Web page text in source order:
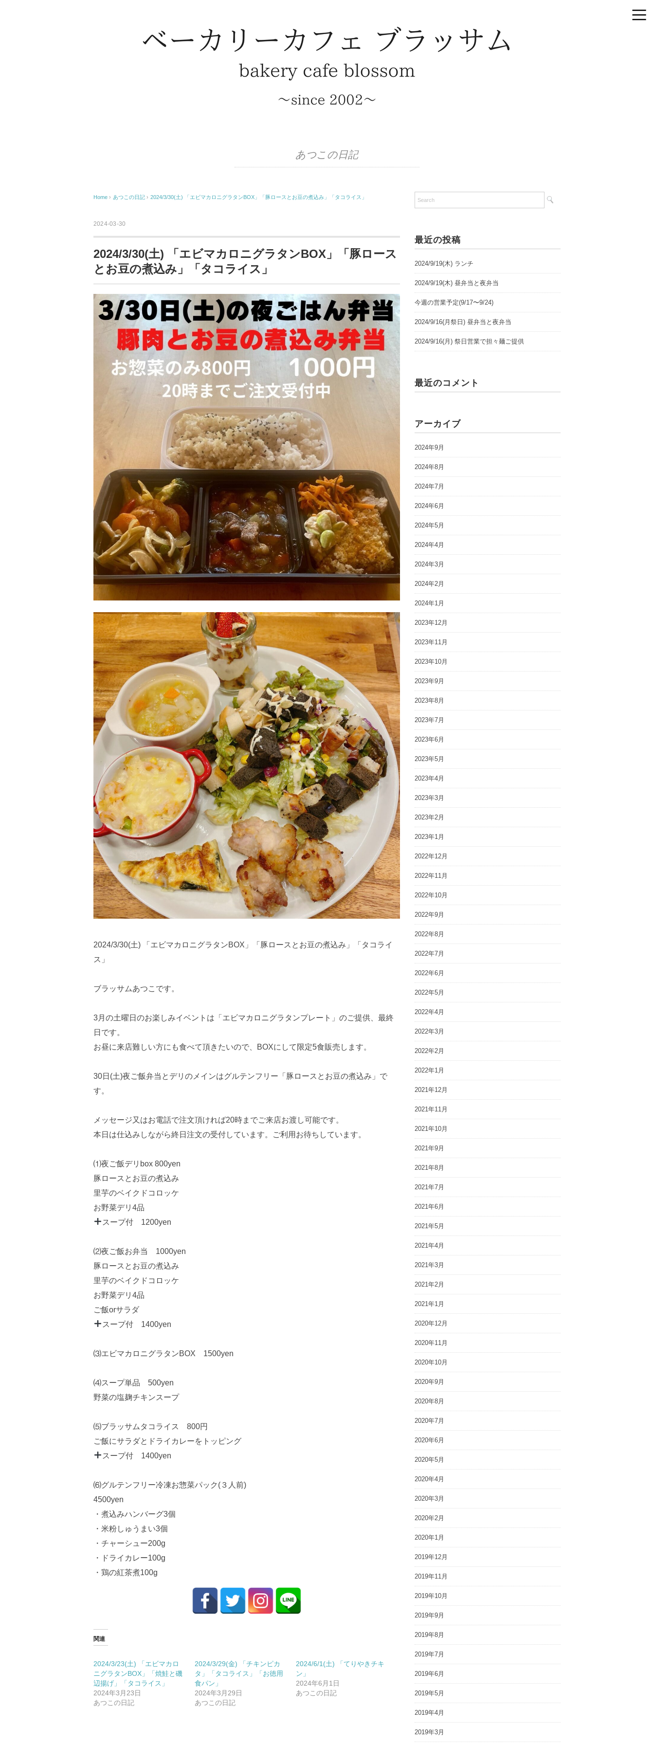
あつこの日記
Home › あつこの日記 › 2024/3/30(土) 「エビマカロニグラタンBOX」「豚ロースとお豆の煮込み」「タコライス」
2024-03-30
2024/3/30(土) 「エビマカロニグラタンBOX」「豚ロース
とお豆の煮込み」「タコライス」
2024/3/30(土) 「エビマカロニグラタンBOX」「豚ロースとお豆の煮込み」「タコライ
ス」
ブラッサムあつこです。
3月の土曜日のお楽しみイベントは「エビマカロニグラタンプレート」のご提供、最終
日です。
お昼に来店難しい方にも食べて頂きたいので、BOXにして限定5食販売します。
30日(土)夜ご飯弁当とデリのメインはグルテンフリー「豚ロースとお豆の煮込み」で
す。
メッセージ又はお電話で注文頂ければ20時までご来店お渡し可能です。
本日は仕込みしながら終日注文の受付しています。ご利用お待ちしています。
⑴夜ご飯デリbox 800yen
豚ロースとお豆の煮込み
里芋のベイクドコロッケ
お野菜デリ4品
スープ付 1200yen
⑵夜ご飯お弁当 1000yen
豚ロースとお豆の煮込み
里芋のベイクドコロッケ
お野菜デリ4品
ご飯orサラダ
スープ付 1400yen
⑶エビマカロニグラタンBOX 1500yen
⑷スープ単品 500yen
野菜の塩麹チキンスープ
⑸ブラッサムタコライス 800円
ご飯にサラダとドライカレーをトッピング
スープ付 1400yen
⑹グルテンフリー冷凍お惣菜パック(３人前)
4500yen
・煮込みハンバーグ3個
・米粉しゅうまい3個
・チャーシュー200g
・ドライカレー100g
・鶏の紅茶煮100g
関連
2024/3/23(土) 「エビマカロ
ニグラタンBOX」「焼鮭と磯
辺揚げ」「タコライス」
2024年3月23日
あつこの日記
2024/3/29(金) 「チキンピカ
タ」「タコライス」「お徳用
食パン」
2024年3月29日
あつこの日記
2024/6/1(土) 「てりやきチキ
ン」
2024年6月1日
あつこの日記
最近の投稿
2024/9/19(木) ランチ
2024/9/19(木) 昼弁当と夜弁当
今週の営業予定(9/17〜9/24)
2024/9/16(月祭日) 昼弁当と夜弁当
2024/9/16(月) 祭日営業で担々麺ご提供
最近のコメント
アーカイブ
2024年9月
2024年8月
2024年7月
2024年6月
2024年5月
2024年4月
2024年3月
2024年2月
2024年1月
2023年12月
2023年11月
2023年10月
2023年9月
2023年8月
2023年7月
2023年6月
2023年5月
2023年4月
2023年3月
2023年2月
2023年1月
2022年12月
2022年11月
2022年10月
2022年9月
2022年8月
2022年7月
2022年6月
2022年5月
2022年4月
2022年3月
2022年2月
2022年1月
2021年12月
2021年11月
2021年10月
2021年9月
2021年8月
2021年7月
2021年6月
2021年5月
2021年4月
2021年3月
2021年2月
2021年1月
2020年12月
2020年11月
2020年10月
2020年9月
2020年8月
2020年7月
2020年6月
2020年5月
2020年4月
2020年3月
2020年2月
2020年1月
2019年12月
2019年11月
2019年10月
2019年9月
2019年8月
2019年7月
2019年6月
2019年5月
2019年4月
2019年3月